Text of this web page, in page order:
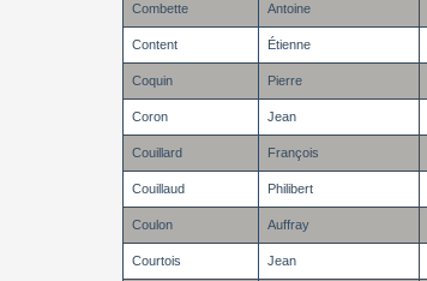
Combette Antoine
Content Étienne
Coquin Pierre
Coron Jean
Couillard François
Couillaud Philibert
Coulon Auffray
Courtois Jean